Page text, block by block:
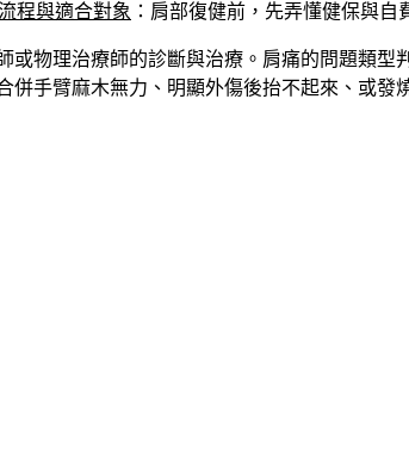
程與適合對象 ：肩部復健前，先弄懂健保與自
或物理治療師的診斷與治療。肩痛的問題類
併手臂麻木無力、明顯外傷後抬不起來、或